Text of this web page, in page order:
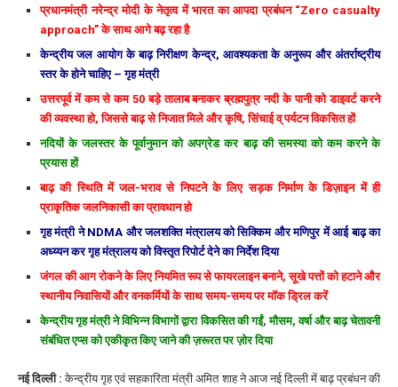
प्रधानमंत्री नरेन्द्र मोदी के नेतृत्व में भारत का आपदा प्रबंधन “Zero casualty
approach” के साथ आगे बढ़ रहा है
केन्द्रीय जल आयोग के बाढ़ निरीक्षण केन्द्र, आवश्यकता के अनुरूप और अंतर्राष्ट्रीय
स्तर के होने चाहिए – गृह मंत्री
उत्तरपूर्व में कम से कम 50 बड़े तालाब बनाकर ब्रह्मपुत्र नदी के पानी को डाइवर्ट करने
की व्यवस्था हो, जिससे बाढ़ से निजात मिले और कृषि, सिंचाई व् पर्यटन विकसित हों
नदियों के जलस्तर के पूर्वानुमान को अपग्रेड कर बाढ़ की समस्या को कम करने के
प्रयास हों
बाढ़ की स्थिति में जल-भराव से निपटने के लिए सड़क निर्माण के डिज़ाइन में ही
प्राकृतिक जलनिकासी का प्रावधान हो
गृह मंत्री ने NDMA और जलशक्ति मंत्रालय को सिक्किम और मणिपुर में आई बाढ़ का
अध्य्यन कर गृह मंत्रालय को विस्तृत रिपोर्ट देने का निर्देश दिया
जंगल की आग रोकने के लिए नियमित रूप से फायरलाइन बनाने, सूखे पत्तों को हटाने और
स्थानीय निवासियों और वनकर्मियों के साथ समय-समय पर मॉक ड्रिल करें
केन्द्रीय गृह मंत्री ने विभिन्न विभागों द्वारा विकसित की गईं, मौसम, वर्षा और बाढ़ चेतावनी
संबंधित एप्स को एकीकृत किए जाने की ज़रूरत पर ज़ोर दिया
नई दिल्ली : केन्द्रीय गृह एवं सहकारिता मंत्री अमित शाह ने आज नई दिल्ली में बाढ़ प्रबंधन की